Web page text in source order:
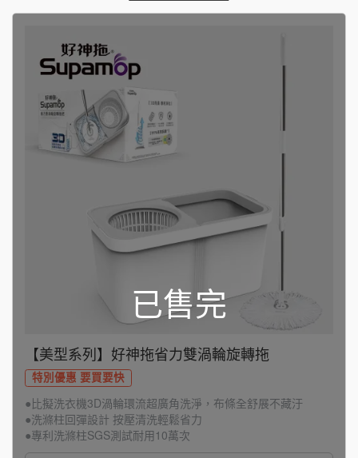
【美型系列】好神拖省力雙渦輪旋轉拖
特別優惠 要買要快
●比擬洗衣機3D渦輪環流超廣角洗淨，布條全舒展不藏汙
●洗滌柱回彈設計 按壓清洗輕鬆省力
●專利洗滌柱SGS測試耐用10萬次
●搭載使用更強韌不銹鋼桿拖把架